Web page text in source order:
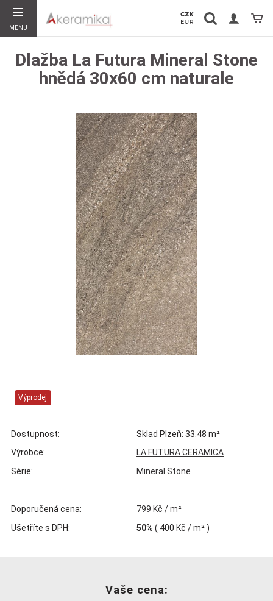
MENU
Vyhledávání Košík
Dlažba La Futura Mineral Stone
hnědá 30x60 cm naturale
Výprodej
Dostupnost:
Sklad Plzeň: 33.48 m²
Výrobce:
LA FUTURA CERAMICA
Série:
Mineral Stone
Doporučená cena:
799 Kč / m²
Ušetříte s DPH:
50% ( 400 Kč / m² )
Vaše cena: